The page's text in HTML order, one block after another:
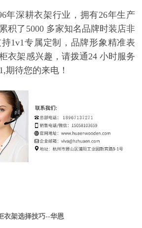
年深耕衣架行业，拥有26年生产
积了5000 多家知名品牌时装店非
1v1专属定制，品牌形象精准表
衣架感兴趣，请拨通24 小时服务
期待您的来电！
衣架选择技巧--华恩